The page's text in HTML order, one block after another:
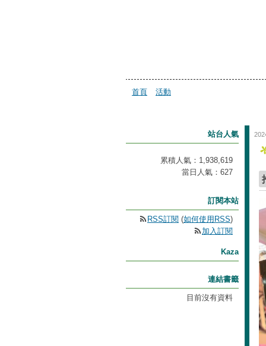
首頁 活動
站台人氣
累積人氣： 1,938,619
當日人氣： 627
訂閱本站
RSS訂閱 (如何使用RSS)
加入訂閱
Kaza
連結書籤
目前沒有資料